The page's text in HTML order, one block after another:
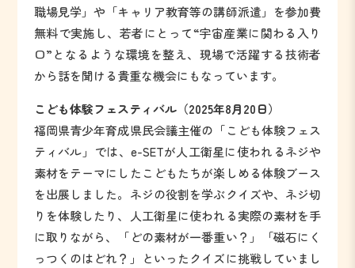
職場見学」や「キャリア教育等の講師派遣」を参加費
無料で実施し、若者にとって“宇宙産業に関わる入り
口”となるような環境を整え、現場で活躍する技術者
から話を聞ける貴重な機会にもなっています。
こども体験フェスティバル（2025年8月20日）
福岡県青少年育成県民会議主催の「こども体験フェス
ティバル」では、e-SETが人工衛星に使われるネジや
素材をテーマにしたこどもたちが楽しめる体験ブース
を出展しました。ネジの役割を学ぶクイズや、ネジ切
りを体験したり、人工衛星に使われる実際の素材を手
に取りながら、「どの素材が一番重い？」「磁石にく
っつくのはどれ？」といったクイズに挑戦していまし